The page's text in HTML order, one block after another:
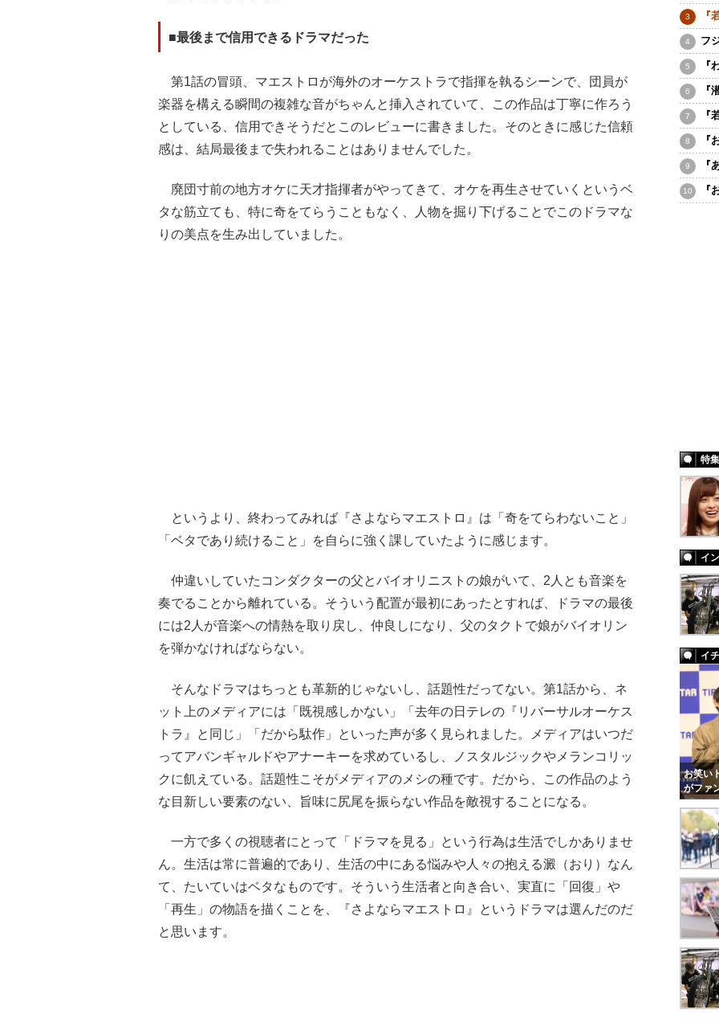
■最後まで信用できるドラマだった
第1話の冒頭、マエストロが海外のオーケストラで指揮を執るシーンで、団員が
楽器を構える瞬間の複雑な音がちゃんと挿入されていて、この作品は丁寧に作ろう
としている、信用できそうだとこのレビューに書きました。そのときに感じた信頼
感は、結局最後まで失われることはありませんでした。
廃団寸前の地方オケに天才指揮者がやってきて、オケを再生させていくというベ
タな筋立ても、特に奇をてらうこともなく、人物を掘り下げることでこのドラマな
りの美点を生み出していました。
というより、終わってみれば『さよならマエストロ』は「奇をてらわないこと」
「ベタであり続けること」を自らに強く課していたように感じます。
仲違いしていたコンダクターの父とバイオリニストの娘がいて、2人とも音楽を
奏でることから離れている。そういう配置が最初にあったとすれば、ドラマの最後
には2人が音楽への情熱を取り戻し、仲良しになり、父のタクトで娘がバイオリン
を弾かなければならない。
そんなドラマはちっとも革新的じゃないし、話題性だってない。第1話から、ネ
ット上のメディアには「既視感しかない」「去年の日テレの『リバーサルオーケス
トラ』と同じ」「だから駄作」といった声が多く見られました。メディアはいつだ
ってアバンギャルドやアナーキーを求めているし、ノスタルジックやメランコリッ
クに飢えている。話題性こそがメディアのメシの種です。だから、この作品のよう
な目新しい要素のない、旨味に尻尾を振らない作品を敵視することになる。
一方で多くの視聴者にとって「ドラマを見る」という行為は生活でしかありませ
ん。生活は常に普遍的であり、生活の中にある悩みや人々の抱える澱（おり）なん
て、たいていはベタなものです。そういう生活者と向き合い、実直に「回復」や
「再生」の物語を描くことを、『さよならマエストロ』というドラマは選んだのだ
と思います。
『
フ
『
『
『
『
『
『
特集
イ
イ
お笑い
がファ